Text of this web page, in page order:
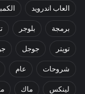
العاب اندرويد
برمجة بلوجر
تويتر جوجل
شروحات عام
لينكس ماك